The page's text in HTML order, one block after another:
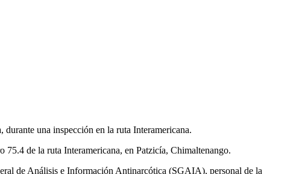
una inspección en la ruta Interamericana.
75.4 de la ruta Interamericana, en Patzicía, Chimaltenango.
de Análisis e Información Antinarcótica (SGAIA), personal de la